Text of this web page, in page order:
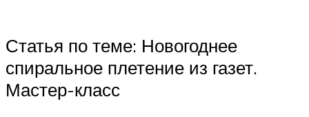
Статья по теме: Новогоднее
спиральное плетение из газет.
Мастер-класс